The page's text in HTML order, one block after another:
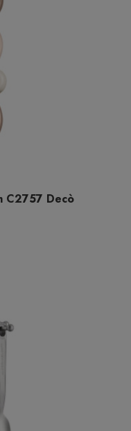
C2757 Decò